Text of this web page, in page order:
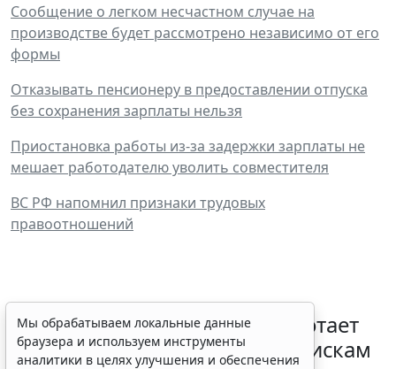
Сообщение о легком несчастном случае на
производстве будет рассмотрено независимо от его
формы
Отказывать пенсионеру в предоставлении отпуска
без сохранения зарплаты нельзя
Приостановка работы из-за задержки зарплаты не
мешает работодателю уволить совместителя
ВС РФ напомнил признаки трудовых
правоотношений
С 1 февраля 2027 года заработает
ГОСТ по психосоциальным рискам
Мы обрабатываем локальные данные
браузера и используем инструменты
аналитики в целях улучшения и обеспечения